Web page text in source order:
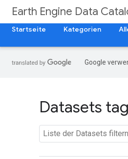
Earth Engine Data
Startseite
Kategorien
Google
Datasets